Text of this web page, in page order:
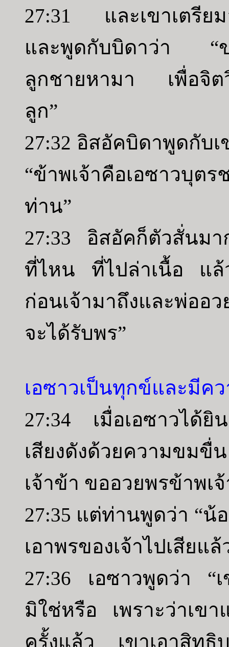
27:31 และเขาเตรียม
และพูดกับบิดาว่า “ข
ลูกชายหามา เพื่อจิต
ลูก”
27:32 อิสอัคบิดาพูดกับเ
“ข้าพเจ้าคือเอซาวบุต
ท่าน”
27:33 อิสอัคก็ตัวสั่นม
ที่ไหน ที่ไปล่าเนื้อ แ
ก่อนเจ้ามาถึงและพ่ออ
จะได้รับพร”
เอซาวเป็นทุกข์และมีค
27:34 เมื่อเอซาวได้ยิ
เสียงดังด้วยความขม
เจ้าข้า ขออวยพรข้าพเ
27:35 แต่ท่านพูดว่า “น้
เอาพรของเจ้าไปเสียแล้
27:36 เอซาวพูดว่า “
มิใช่หรือ เพราะว่าเขา
ครั้งแล้ว เขาเอาสิทธิ